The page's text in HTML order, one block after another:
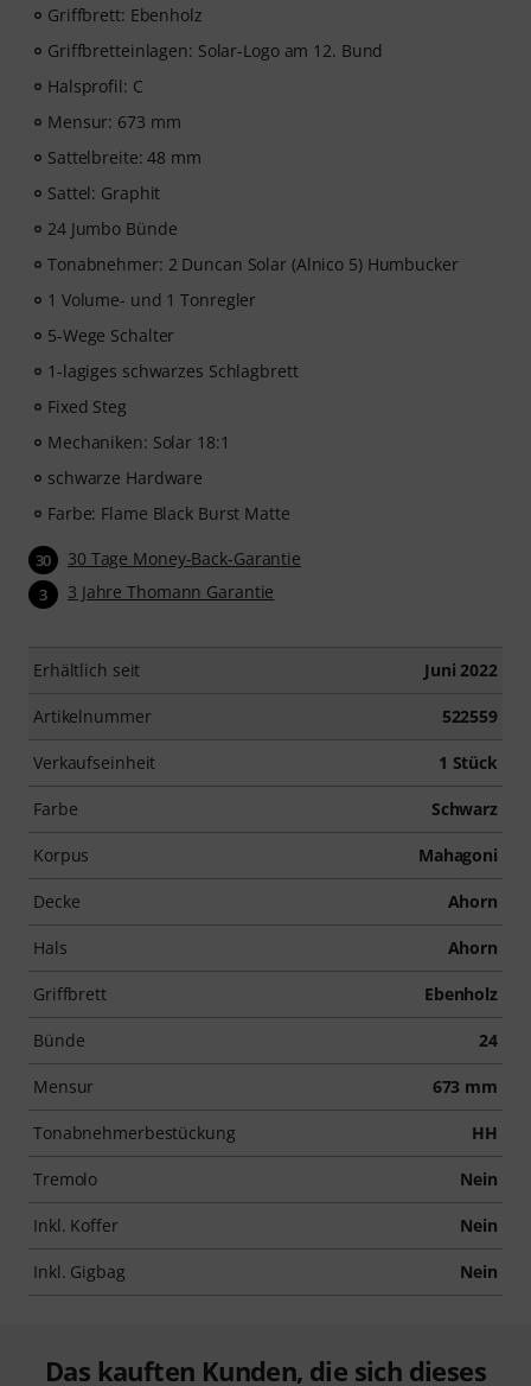
2025/2026 in der Kategorie “E-Learning
Instrumentalunterricht”! Mit über 400 Gitarren
Videolektionen für Anfänger und Fortgeschrittene – von
Pop, Rock und Blues bis Metal und mehr. Mit
persönlichem Support per Chat, Noten zum
Übungsfunktion, Zeitlupe und weitere Features.
Griffbrett: Ebenholz
Griffbretteinlagen: Solar-Logo am 12. Bund
Halsprofil: C
Mensur: 673 mm
Sattelbreite: 48 mm
Sattel: Graphit
24 Jumbo Bünde
Tonabnehmer: 2 Duncan Solar (Alnico 5) Humbucker
1 Volume- und 1 Tonregler
5-Wege Schalter
1-lagiges schwarzes Schlagbrett
Fixed Steg
Mechaniken: Solar 18:1
schwarze Hardware
Farbe: Flame Black Burst Matte
30 30 Tage Money-Back-Garantie
3 3 Jahre Thomann Garantie
Erhältlich seit Juni 2022
Artikelnummer 522559
Verkaufseinheit 1 Stück
Farbe Schwarz
Korpus Mahagoni
Decke Ahorn
Hals Ahorn
Griffbrett Ebenholz
Bünde 24
Mensur 673 mm
Tonabnehmerbestückung HH
Tremolo Nein
Inkl. Koffer Nein
Inkl. Gigbag Nein
Das kauften Kunden, die sich dieses